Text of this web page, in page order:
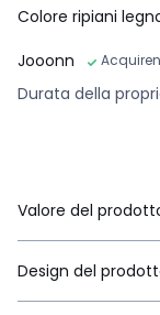
Colore ripiani
Jooonn
Durata della
Valore del
Design del